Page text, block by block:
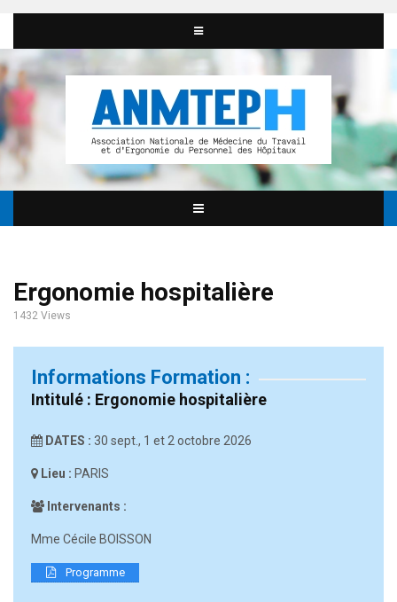
Ergonomie hospitalière
1432 Views
Informations Formation :
Intitulé : Ergonomie hospitalière
DATES : 30 sept., 1 et 2 octobre 2026
Lieu : PARIS
Intervenants :
Mme Cécile BOISSON
Programme